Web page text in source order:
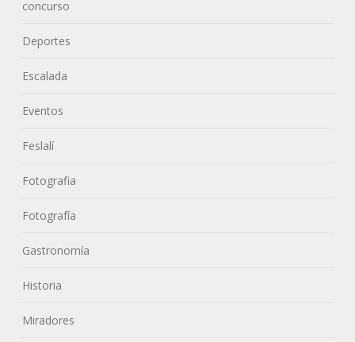
concurso
Deportes
Escalada
Eventos
Feslalí
Fotografia
Fotografía
Gastronomía
Historia
Miradores